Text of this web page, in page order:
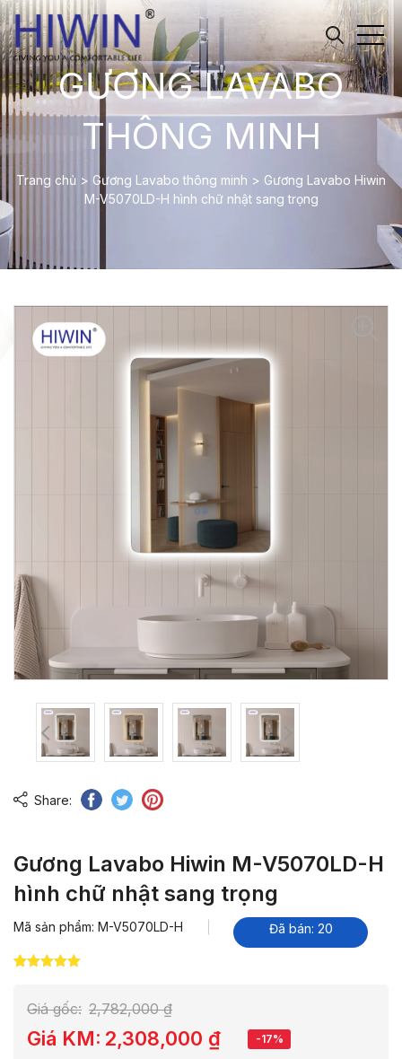
GƯƠNG LAVABO
THÔNG MINH
Trang chủ > Gương Lavabo thông minh > Gương Lavabo Hiwin
M-V5070LD-H hình chữ nhật sang trọng
Share:
Gương Lavabo Hiwin M-V5070LD-H
hình chữ nhật sang trọng
Mã sản phẩm: M-V5070LD-H Đã bán: 20
đánh giá
Giá gốc: 2,782,000₫
Giá KM: 2,308,000 ₫ -17%